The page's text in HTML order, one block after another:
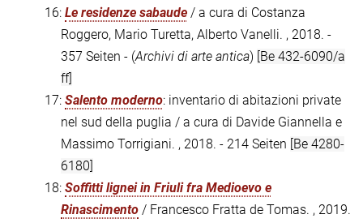
16: Le residenze sabaude / a cura di Costanza
Roggero, Mario Turetta, Alberto Vanelli. , 2018. -
357 Seiten - (Archivi di arte antica) [Be 432-6090/a
ff]
17: Salento moderno: inventario di abitazioni private
nel sud della puglia / a cura di Davide Giannella e
Massimo Torrigiani. , 2018. - 214 Seiten [Be 4280-
6180]
18: Soffitti lignei in Friuli fra Medioevo e
Rinascimento / Francesco Fratta de Tomas. , 2019.